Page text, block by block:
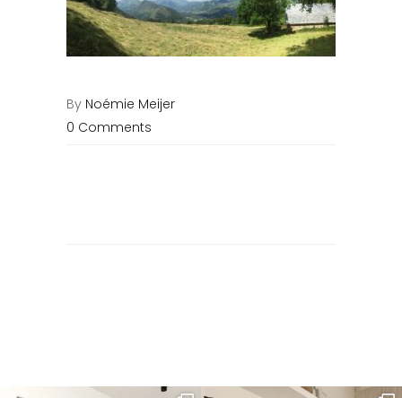
By Noémie Meijer
0 Comments